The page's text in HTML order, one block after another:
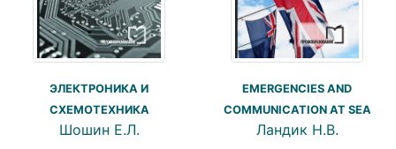
ЭЛЕКТРОНИКА И
СХЕМОТЕХНИКА
Шошин Е.Л.
EMERGENCIES AND
COMMUNICATION AT SEA
Ландик Н.В.